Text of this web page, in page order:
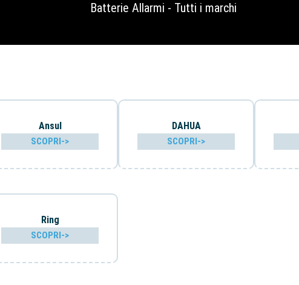
Batterie Allarmi - Tutti i marchi
Ansul
SCOPRI->
DAHUA
SCOPRI->
Ring
SCOPRI->